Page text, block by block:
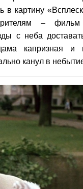
в картину
– фильм
с неба
капризная и
канул в